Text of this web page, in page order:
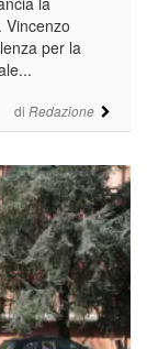
di Redazione
Vincenzo
per la